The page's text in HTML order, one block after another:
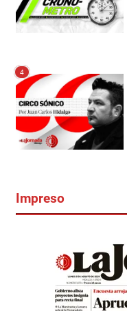
4
Impreso